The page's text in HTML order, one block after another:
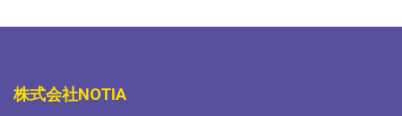
株式会社NOTIA